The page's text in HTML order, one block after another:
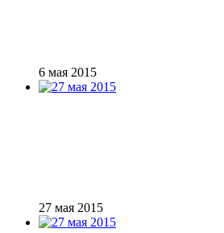
6 мая 2015
27 мая 2015